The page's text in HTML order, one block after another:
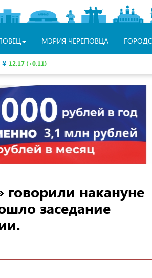
МЭРИЯ ЧЕРЕПОВЦА
12.17 (+0.11)
говорили накануне
заседание